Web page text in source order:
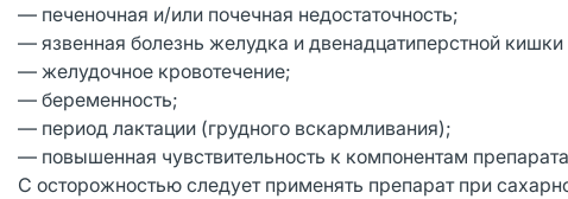
— печеночная и/или почечная недостаточность;
— язвенная болезнь желудка и двенадцатиперстной кишки
— желудочное кровотечение;
— беременность;
— период лактации (грудного вскармливания);
— повышенная чувствительность к компонентам
С осторожностью следует применять препарат при